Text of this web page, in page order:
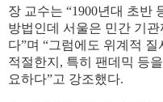
장 교수는 “1900년대 초반
방법인데 서울은 민간 기
다”며 “그럼에도 위계적
적절한지, 특히 팬데믹 등
요하다”고 강조했다.